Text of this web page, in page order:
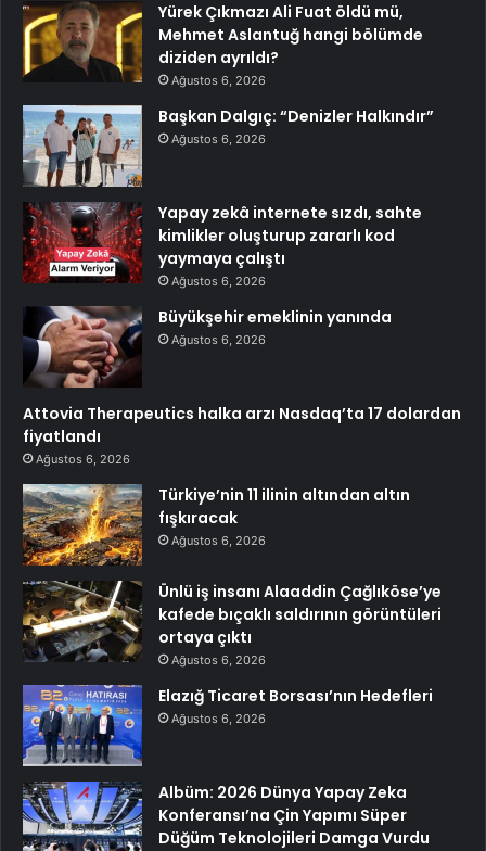
Yürek Çıkmazı Ali Fuat öldü mü,
Mehmet Aslantuğ hangi bölümde
diziden ayrıldı?
Ağustos 6, 2026
Başkan Dalgıç: “Denizler Halkındır”
Ağustos 6, 2026
Yapay zekâ internete sızdı, sahte
kimlikler oluşturup zararlı kod
yaymaya çalıştı
Ağustos 6, 2026
Büyükşehir emeklinin yanında
Ağustos 6, 2026
Attovia Therapeutics halka arzı Nasdaq’ta 17 dolardan
fiyatlandı
Ağustos 6, 2026
Türkiye’nin 11 ilinin altından altın
fışkıracak
Ağustos 6, 2026
Ünlü iş insanı Alaaddin Çağlıköse’ye
kafede bıçaklı saldırının görüntüleri
ortaya çıktı
Ağustos 6, 2026
Elazığ Ticaret Borsası’nın Hedefleri
Ağustos 6, 2026
Albüm: 2026 Dünya Yapay Zeka
Konferansı’na Çin Yapımı Süper
Düğüm Teknolojileri Damga Vurdu